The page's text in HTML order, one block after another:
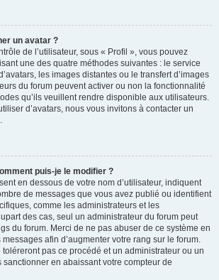
un avatar ?
de l’utilisateur, sous « Profil », vous pouvez
une des quatre méthodes suivantes : le service
les images distantes ou le transfert d’images
du forum peuvent activer ou non la fonctionnalité
qu’ils veuillent rendre disponible aux utilisateurs.
d’avatars, nous vous invitons à contacter un
puis-je le modifier ?
en dessous de votre nom d’utilisateur, indiquent
de messages que vous avez publié ou identifient
comme les administrateurs et les
des cas, seul un administrateur du forum peut
du forum. Merci de ne pas abuser de ce système en
afin d’augmenter votre rang sur le forum.
toléreront pas ce procédé et un administrateur ou un
en abaissant votre compteur de